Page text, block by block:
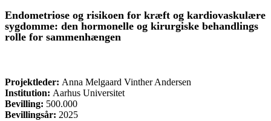
Endometriose og risikoen for kræft og kardiovaskulære
sygdomme: den hormonelle og kirurgiske behandlings
rolle for sammenhængen
Projektleder: Anna Melgaard Vinther Andersen
Institution: Aarhus Universitet
Bevilling: 500.000
Bevillingsår: 2025